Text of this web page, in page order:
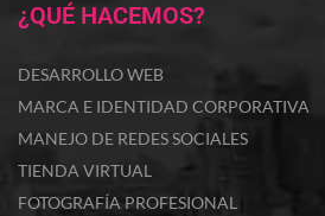
¿QUÉ HACEMOS?
DESARROLLO WEB
MARCA E IDENTIDAD CORPORATIVA
MANEJO DE REDES SOCIALES
TIENDA VIRTUAL
FOTOGRAFÍA PROFESIONAL